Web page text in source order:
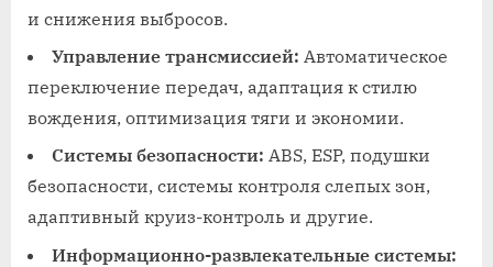
и снижения выбросов.
Управление трансмиссией: Автоматическое
переключение передач, адаптация к стилю
вождения, оптимизация тяги и экономии.
Системы безопасности: ABS, ESP, подушки
безопасности, системы контроля слепых зон,
адаптивный круиз-контроль и другие.
Информационно-развлекательные системы: